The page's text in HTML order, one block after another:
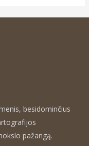
besidominčius
pažangą.